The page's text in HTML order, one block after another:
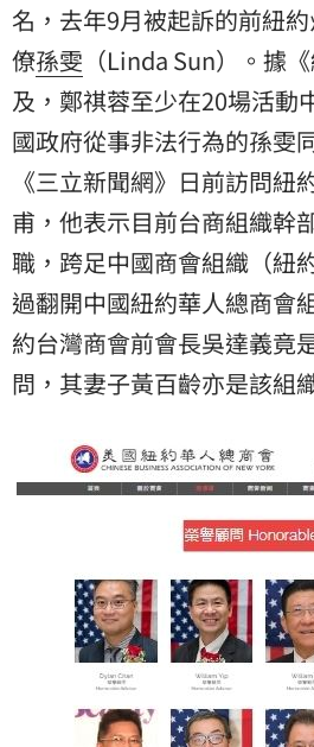
名，去年9月被起訴的前紐
僚孫雯 （Linda Sun）。據
及，鄭祺蓉至少在20場活動
國政府從事非法行為的孫雯
《三立新聞網》日前訪問紐
甫，他表示目前台商組織幹
職，跨足中國商會組織（紐
過翻開中國紐約華人總商會
約台灣商會前會長吳達義竟
問，其妻子黃百齡亦是該組